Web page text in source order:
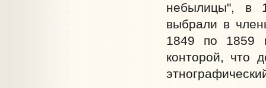
небылицы", в
выбрали в
1849 по 1859
конторой, что